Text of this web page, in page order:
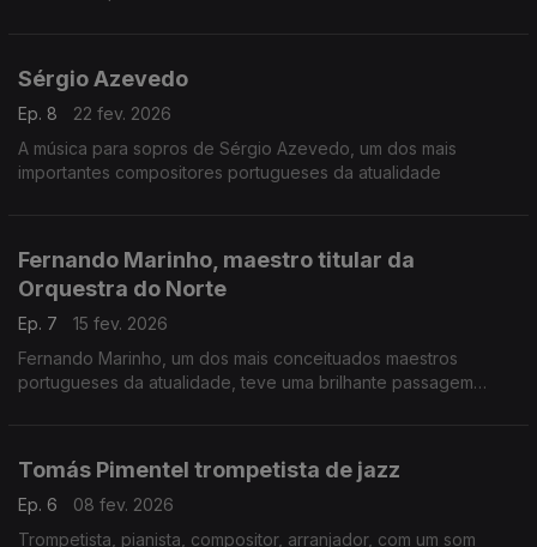
Sérgio Azevedo
Ep. 8
22 fev. 2026
A música para sopros de Sérgio Azevedo, um dos mais
importantes compositores portugueses da atualidade
Fernando Marinho, maestro titular da
Orquestra do Norte
Ep. 7
15 fev. 2026
Fernando Marinho, um dos mais conceituados maestros
portugueses da atualidade, teve uma brilhante passagem
Tomás Pimentel trompetista de jazz
Ep. 6
08 fev. 2026
Trompetista, pianista, compositor, arranjador, com um som